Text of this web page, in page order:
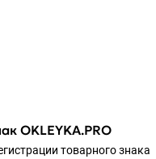
OKLEYKA.PRO
товарного знака